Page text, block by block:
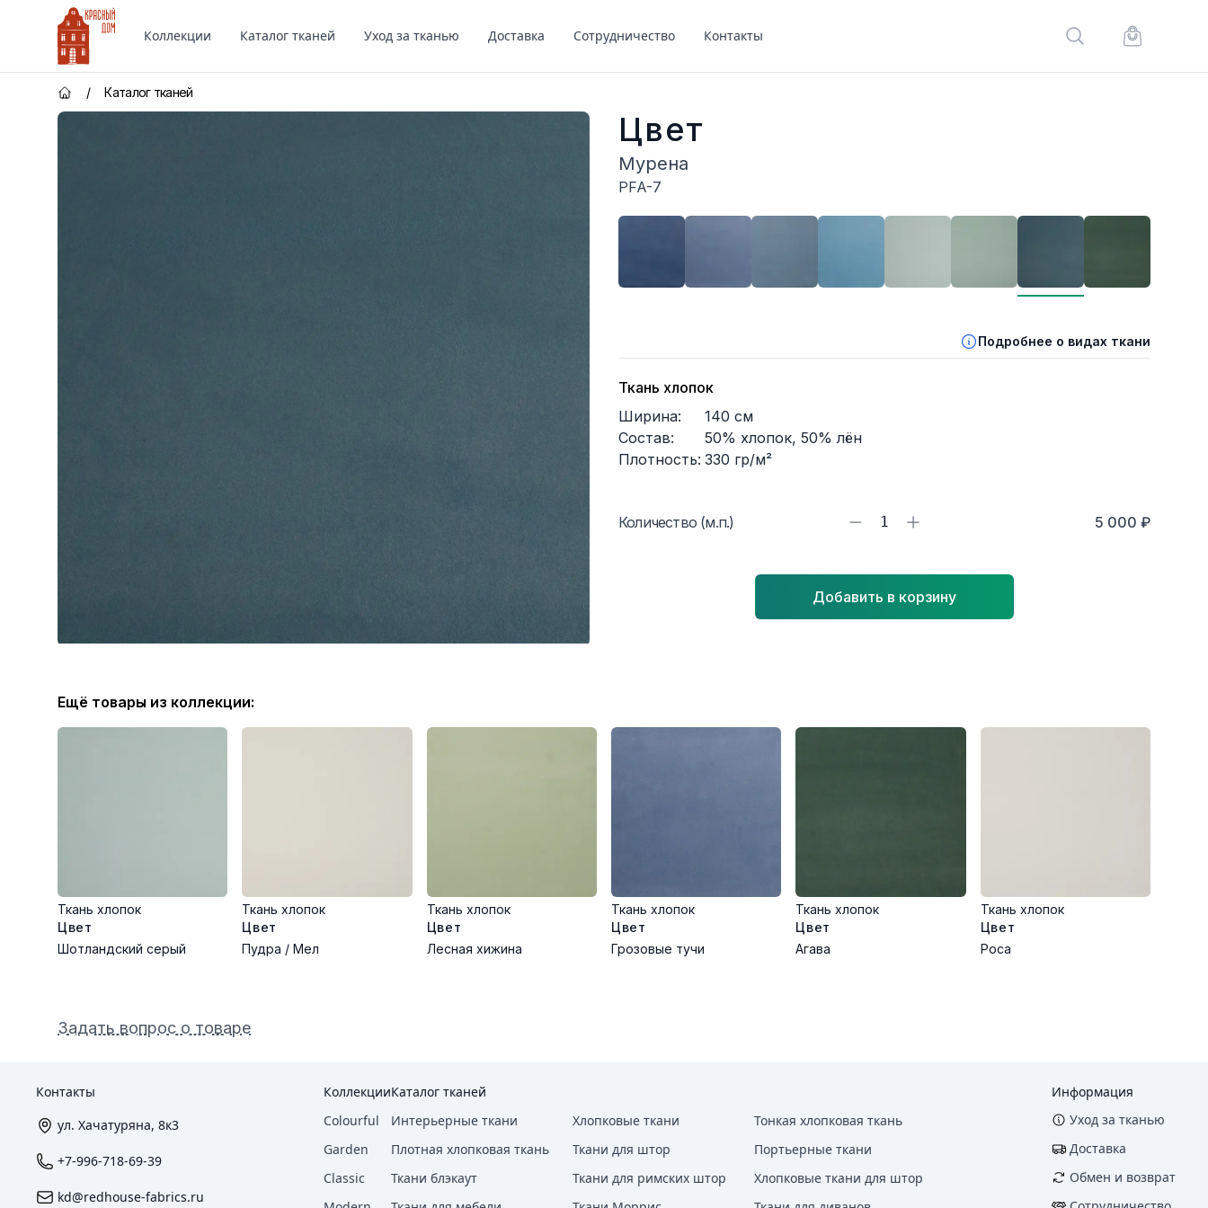
Красный Дом
Коллекции Каталог тканей Уход за тканью Доставка Сотрудничество Контакты Поиск по сайту
Корзина
Главная страница
/ Каталог тканей
Цвет
Мурена
PFA-7
Подробнее о видах ткани
Ткань хлопок
Ширина:
140 см
Состав:
50% хлопок, 50% лён
Плотность: 330 гр/м²
Количество (м.п.) 1 5 000 ₽
Добавить в корзину
Ещё товары из коллекции:
Ткань хлопок
Цвет
Шотландский серый
Ткань хлопок
Цвет
Пудра / Мел
Ткань хлопок
Цвет
Лесная хижина
Ткань хлопок
Цвет
Грозовые тучи
Ткань хлопок
Цвет
Агава
Ткань хлопок
Цвет
Роса
Задать вопрос о товаре
Контакты
ул. Хачатуряна, 8к3
+7-996-718-69-39
kd@redhouse-fabrics.ru
Коллекции
Colourful
Garden
Classic
Каталог тканей
Интерьерные ткани
Хлопковые ткани
Тонкая хлопковая ткань
Плотная хлопковая ткань
Ткани для штор
Портьерные ткани
Ткани блэкаут
Ткани для римских штор
Хлопковые ткани для штор
Информация
Уход за тканью
Доставка
Обмен и возврат